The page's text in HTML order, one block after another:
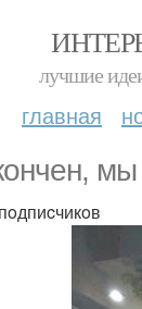
лучшие
главная